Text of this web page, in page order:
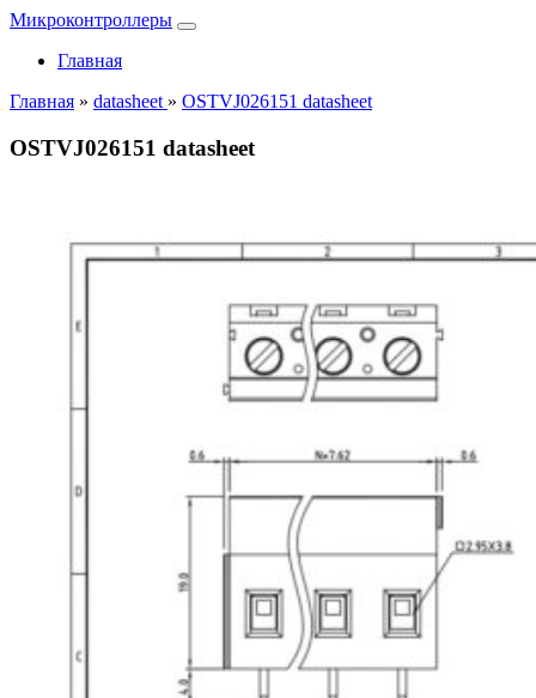
Микроконтроллеры
Главная
Главная » datasheet » OSTVJ026151 datasheet
OSTVJ026151 datasheet